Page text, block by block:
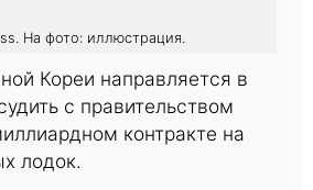
На фото: иллюстрация.
Кореи направляется в
с правительством
контракте на
лодок.